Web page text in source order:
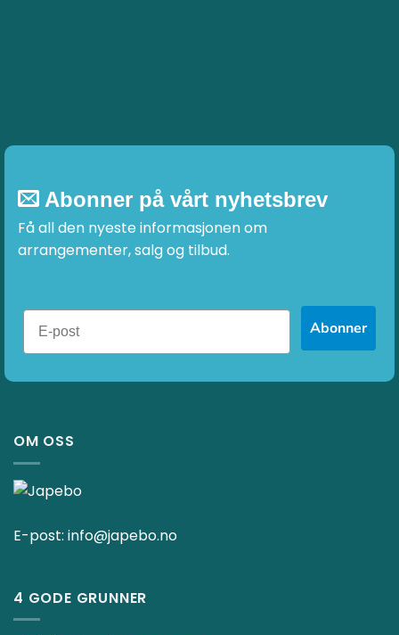
Abonner på vårt nyhetsbrev
Få all den nyeste informasjonen om
arrangementer, salg og tilbud.
Abonner
OM OSS
E-post: info@japebo.no
4 GODE GRUNNER